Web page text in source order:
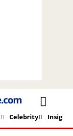
Celebrity Insight